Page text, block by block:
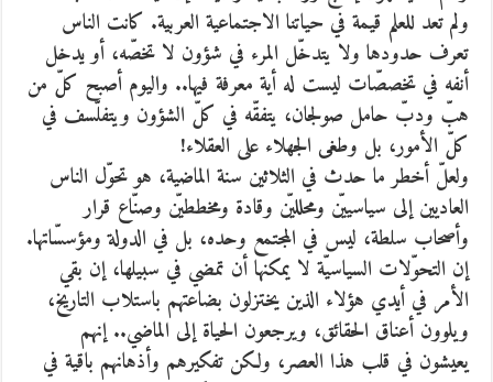
ولم تعد للعلم قيمة في حياتنا الاجتماعية العربية. كانت الناس
تعرف حدودها ولا يتدخّل المرء في شؤون لا تخصّه، أو يدخل
أنفه في تخصصّات ليست له أية معرفة فيها.. واليوم أصبح كلّ من
هبّ ودبّ حامل صولجان، يتفقّه في كلّ الشؤون ويتفلّسف في
كلّ الأمور، بل وطغى الجهلاء على العقلاء!
ولعلّ أخطر ما حدث في الثلاثين سنة الماضية، هو تحوّل الناس
العاديين إلى سياسييّن ومحلليّن وقادة ومخططيّن وصنّاع قرار
وأصحاب سلطة، ليس في المجتمع وحده، بل في الدولة ومؤسسّاتها.
إن التحوّلات السياسيّة لا يمكنها أن تمضي في سبيلها، إن بقي
الأمر في أيدي هؤلاء الذين يختزلون بضاعتهم باستلاب التاريخ،
ويلوون أعناق الحقائق، ويرجعون الحياة إلى الماضي.. إنهم
يعيشون في قلب هذا العصر، ولكن تفكيرهم وأذهانهم باقية في